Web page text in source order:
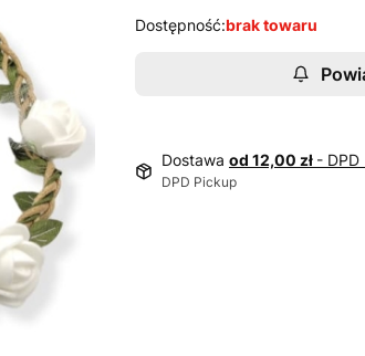
Dostępność:brak towaru
Dostawa od 12,00 zł - DPD
DPD Pickup